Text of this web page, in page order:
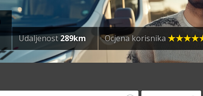
Udaljenost 289km Ocjena korisnika